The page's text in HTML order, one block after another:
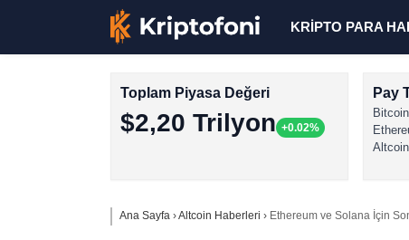
KRİPTO PARA
Toplam Piyasa Değeri
$2,20 Trilyon +0.02%
Pay
Bitcoin
Ana Sayfa ›Altcoin Haberleri › Ethereum ve Solana İçin